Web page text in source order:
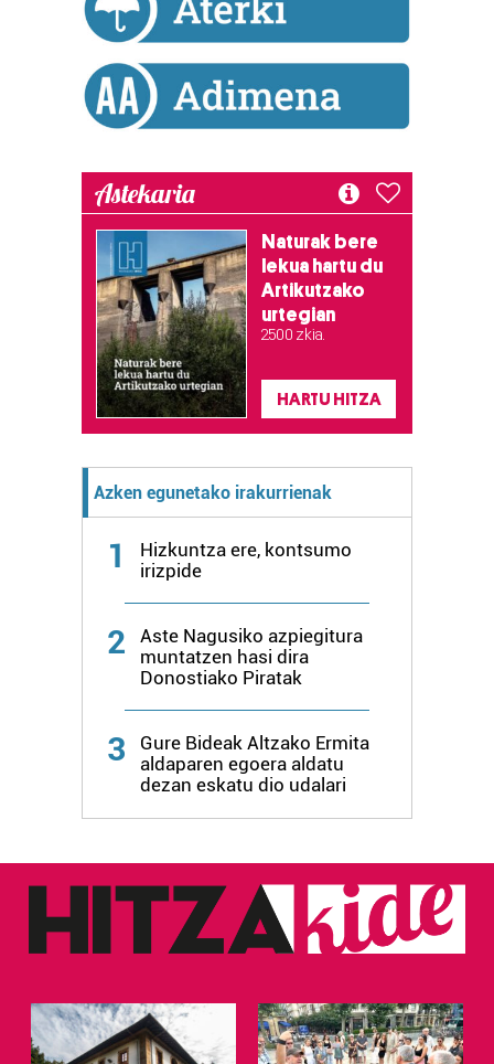
baliatzen gara. Ohar hau onartuz gero, teknologia hori
erabiltzeko baimen esplizitua ematen diguzu.
Gehiago
Astekaria
Naturak bere
lekua hartu du
Artikutzako
urtegian
2.500 zkia.
HARTU HITZA
Azken egunetako irakurrienak
1
Hizkuntza ere, kontsumo
irizpide
2
Aste Nagusiko azpiegitura
muntatzen hasi dira
Donostiako Piratak
3
Gure Bideak Altzako Ermita
aldaparen egoera aldatu
dezan eskatu dio udalari